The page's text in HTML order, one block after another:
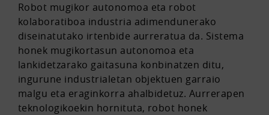
Robot mugikor autonomoa eta robot
kolaboratiboa industria adimendunerako
diseinatutako irtenbide aurreratua da. Sistema
honek mugikortasun autonomoa eta
lankidetzarako gaitasuna konbinatzen ditu,
ingurune industrialetan objektuen garraio
malgu eta eraginkorra ahalbidetuz. Aurrerapen
teknologikoekin hornituta, robot honek